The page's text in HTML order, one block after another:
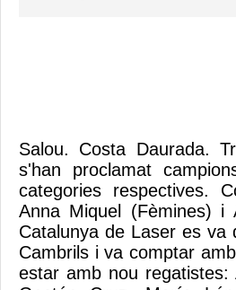
Salou. Costa Daurada.
s'han proclamat
categories respectives.
Anna Miquel (Fèmines) i
Catalunya de Laser es
Cambrils i va comptar
estar amb nou